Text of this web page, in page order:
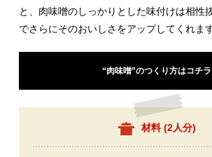
と、肉味噌のしっかりとした味付けは相性
でさらにそのおいしさをアップしてくれます
“肉味噌”のつくり方はコチラ
材料 (2人分)